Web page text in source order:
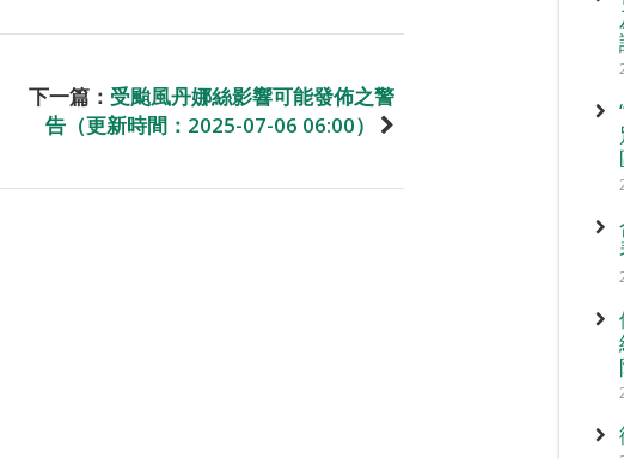
下一篇： 受颱風丹娜絲影響可能發佈之警
告（更新時間：2025-07-06 06:00）